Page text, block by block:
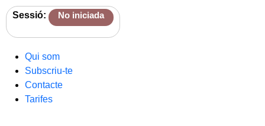
Sessió: No iniciada
Qui som
Subscriu-te
Contacte
Tarifes